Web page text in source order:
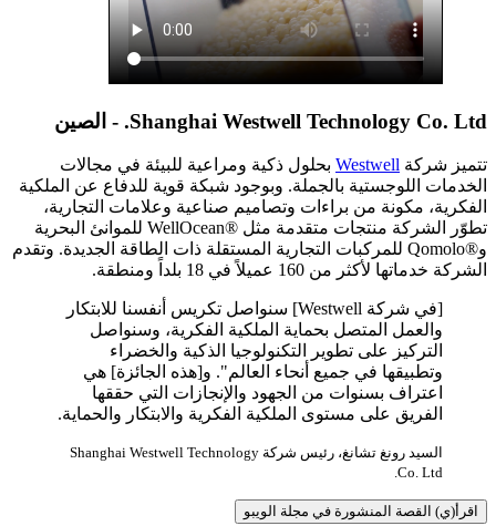
Shanghai Westwell Technology Co. Ltd. - الصين
تتميز شركة Westwell بحلول ذكية ومراعية للبيئة في مجالات
الخدمات اللوجستية بالجملة. وبوجود شبكة قوية للدفاع عن الملكية
الفكرية، مكونة من براءات وتصاميم صناعية وعلامات التجارية،
تطوّر الشركة منتجات متقدمة مثل ®WellOcean للموانئ البحرية
و®Qomolo للمركبات التجارية المستقلة ذات الطاقة الجديدة. وتقدم
الشركة خدماتها لأكثر من 160 عميلاً في 18 بلداً ومنطقة.
[في شركة Westwell] سنواصل تكريس أنفسنا للابتكار
والعمل المتصل بحماية الملكية الفكرية، وسنواصل
التركيز على تطوير التكنولوجيا الذكية والخضراء
وتطبيقها في جميع أنحاء العالم". و[هذه الجائزة] هي
اعتراف بسنوات من الجهود والإنجازات التي حققها
الفريق على مستوى الملكية الفكرية والابتكار والحماية.
السيد رونغ تشانغ، رئيس شركة Shanghai Westwell Technology
Co. Ltd.
اقرأ(ي) القصة المنشورة في مجلة الويبو